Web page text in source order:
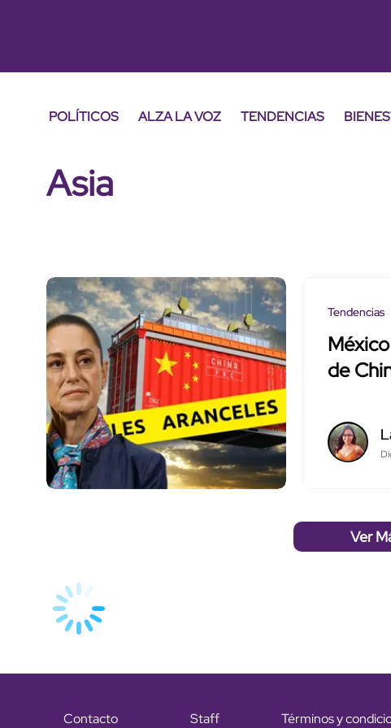
POLÍTICOS ALZA LA VOZ TENDENCIAS
Asia
Tendencias
de
Ver
Contacto Staff Términos y